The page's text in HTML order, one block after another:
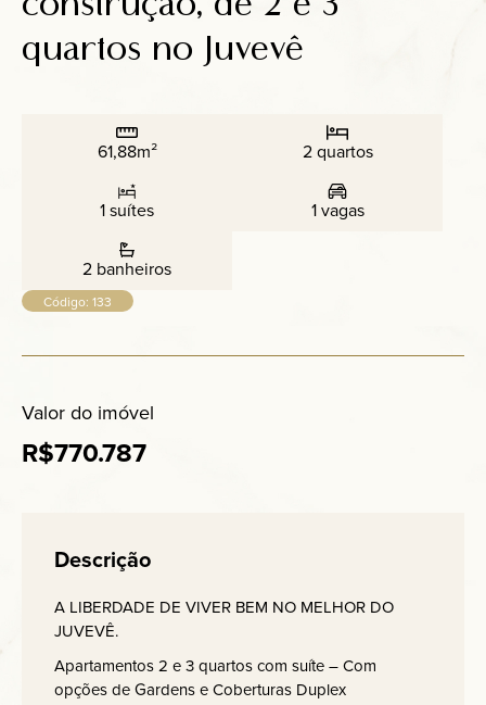
Anuncie
quartos no Juvevê
61,88m² 2 quartos
1 suítes 1 vagas
2 banheiros
Código: 133
Valor do imóvel
R$770.787
Descrição
A LIBERDADE DE VIVER BEM NO MELHOR DO
JUVEVÊ.
Apartamentos 2 e 3 quartos com suíte – Com
opções de Gardens e Coberturas Duplex